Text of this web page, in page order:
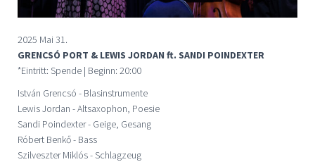
2025 Mai 31.
GRENCSÓ PORT & LEWIS JORDAN ft. SANDI POINDEXTER
*Eintritt: Spende | Beginn: 20:00
István Grencsó - Blasinstrumente
Lewis Jordan - Altsaxophon, Poesie
Sandi Poindexter - Geige, Gesang
Róbert Benkő - Bass
Szilveszter Miklós - Schlagzeug